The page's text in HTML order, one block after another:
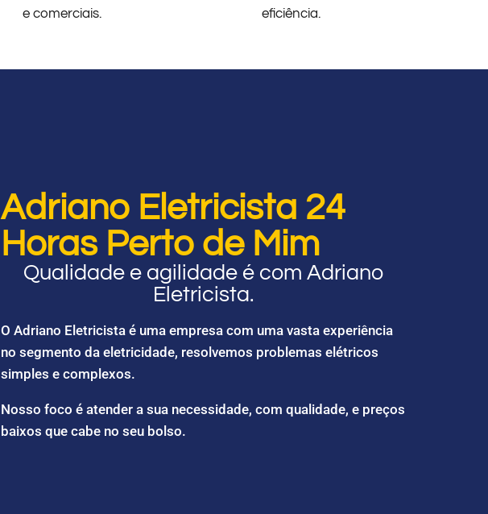
e comerciais.
eficiência.
Adriano Eletricista 24
Horas Perto de Mim
Qualidade e agilidade é com Adriano
Eletricista.
O Adriano Eletricista é uma empresa com uma vasta experiência
no segmento da eletricidade, resolvemos problemas elétricos
simples e complexos.
Nosso foco é atender a sua necessidade, com qualidade, e preços
baixos que cabe no seu bolso.